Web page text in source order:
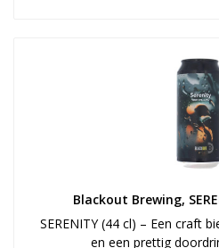
Blackout Brewing,
SERENITY (44 cl) – Een craft
en een prettig